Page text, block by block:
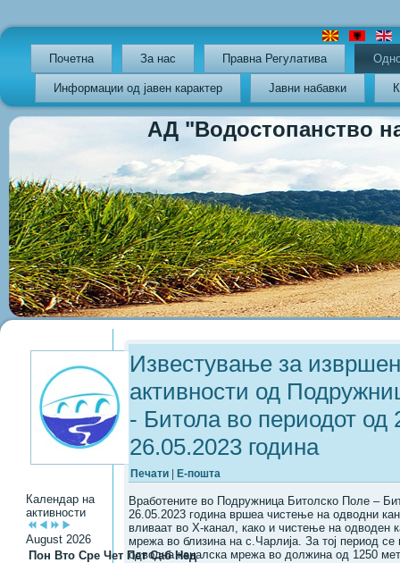
Почетна За нас Правна Регулатива
Информации од јавен карактер Јавни набавки
АД "Водостопанство на
Календар на
активности
August 2026
Пон Вто Сре Чет Пет Саб Нед
Известување за
активности од
- Битола во периодот од
26.05.2023 година
Печати Е-пошта
Вработените во Подружница Битолско Поле –
26.05.2023 година вршеа чистење на одводни
вливаат во X-канал, како и чистење на одводен
мрежа во близина на с.Чарлија. За тој период
одводна каналска мрежа во должина од 1250